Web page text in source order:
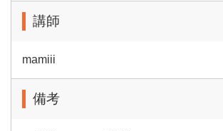
講師
mamiii
備考